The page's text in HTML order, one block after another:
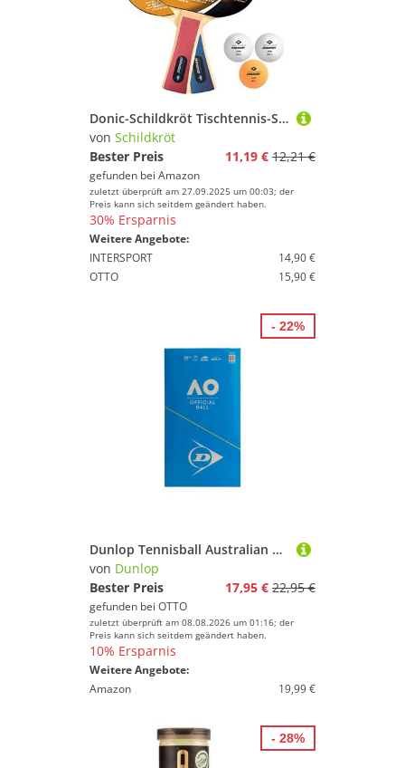
Donic-Schildkröt Tischtennis-Set Level 300 für 2 Spieler (2 Schläger 1,0 mm Schwamm, 3 Bälle, im Blister, gute Freizeitqualität), 788634, Schwarz
von Schildkröt
Bester Preis
11,19 € 12,21 €
gefunden bei Amazon
zuletzt überprüft am 27.09.2025 um 00:03; der
Preis kann sich seitdem geändert haben.
30% Ersparnis
Weitere Angebote:
INTERSPORT
14,90 €
OTTO
15,90 €
Dunlop Tennisball Australian Open Dose 2x4er Bi-Pack
von Dunlop
Bester Preis
17,95 € 22,95 €
gefunden bei OTTO
zuletzt überprüft am 08.08.2026 um 01:16; der
Preis kann sich seitdem geändert haben.
10% Ersparnis
Weitere Angebote:
Amazon
19,99 €
- 22%
- 28%